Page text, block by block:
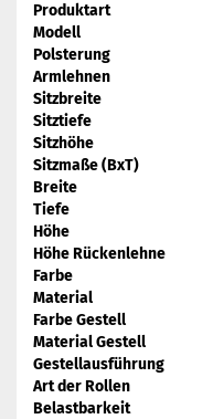
Produktart
Modell
Polsterung
Armlehnen
Sitzbreite
Sitztiefe
Sitzhöhe
Sitzmaße (BxT)
Breite
Tiefe
Höhe
Höhe Rückenlehne
Farbe
Material
Farbe Gestell
Material Gestell
Gestellausführung
Art der Rollen
Belastbarkeit